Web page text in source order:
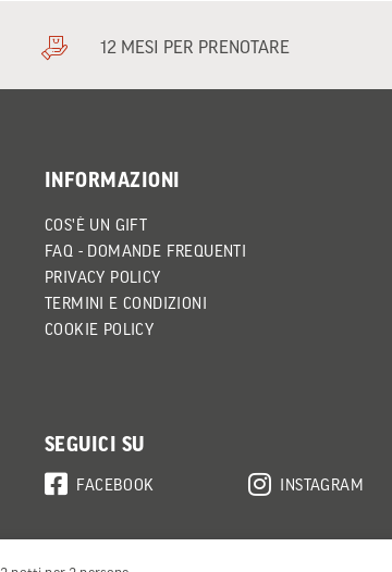
12 MESI PER PRENOTARE
INFORMAZIONI
COS'È UN GIFT
FAQ - DOMANDE FREQUENTI
PRIVACY POLICY
TERMINI E CONDIZIONI
COOKIE POLICY
SEGUICI SU
FACEBOOK INSTAGRAM